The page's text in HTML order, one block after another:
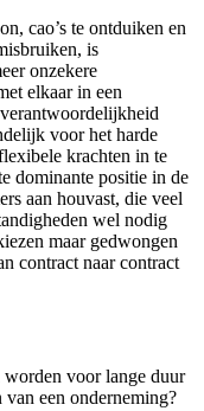
cao’s te ontduiken en
is
onzekere
elkaar in een
voor het harde
krachten in te
dominante positie in de
aan houvast, die veel
wel nodig
maar gedwongen
contract naar contract
worden voor lange duur
een onderneming?